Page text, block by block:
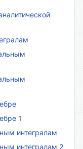
1
интегралам
интегралам 2